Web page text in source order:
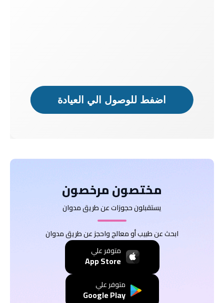
دكتور مريض دكتور مريض
اضفط للوصول الي العيادة
مختصون مرخصون
يستقبلون حجوزات عن طريق مدوان
ابحث عن طبيب أو معالج واحجز عن طريق مدوان
متوفر علي
App Store
متوفر علي
Google Play